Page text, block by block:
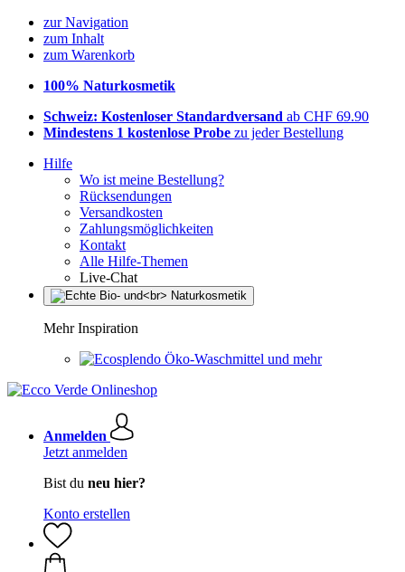
zur Navigation
zum Inhalt
zum Warenkorb
100% Naturkosmetik
Schweiz: Kostenloser Standardversand ab CHF 69.90
Mindestens 1 kostenlose Probe zu jeder Bestellung
Hilfe
Wo ist meine Bestellung?
Rücksendungen
Versandkosten
Zahlungsmöglichkeiten
Kontakt
Alle Hilfe-Themen
Live-Chat
Mehr Inspiration
Öko-Waschmittel und mehr
Anmelden
Jetzt anmelden
Bist du neu hier?
Konto erstellen